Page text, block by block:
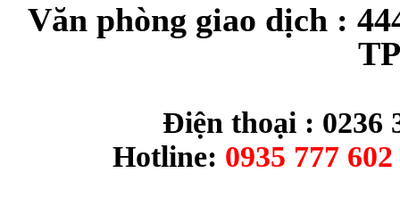
Văn phòng giao dịch :
Điện thoại : 0236
Hotline: 0935 777